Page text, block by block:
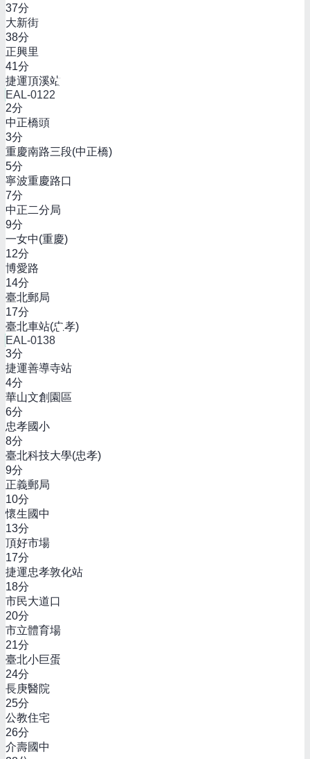
37分
大新街
38分
正興里
41分
捷運頂溪站
EAL-0122
2分
中正橋頭
3分
重慶南路三段(中正橋)
5分
寧波重慶路口
7分
中正二分局
9分
一女中(重慶)
12分
博愛路
14分
臺北郵局
17分
臺北車站(忠孝)
EAL-0138
3分
捷運善導寺站
4分
華山文創園區
6分
忠孝國小
8分
臺北科技大學(忠孝)
9分
正義郵局
10分
懷生國中
13分
頂好市場
17分
捷運忠孝敦化站
18分
市民大道口
20分
市立體育場
21分
臺北小巨蛋
24分
長庚醫院
25分
公教住宅
26分
介壽國中